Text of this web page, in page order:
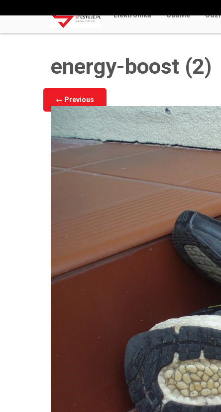
Elektronika Obuwie
Odkryj Najlepsze Darmowe Gry Kasynowe
energy-boost (2)
← Previous